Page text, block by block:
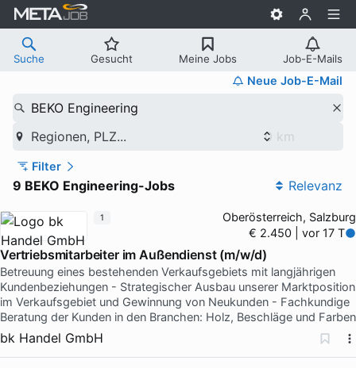
Suche Gesucht Meine Jobs Job-E-Mails
Neue Job-E-Mail
BEKO Engineering
Regionen, PLZ...
Filter
9 BEKO Engineering-Jobs Relevanz
Oberösterreich, Salzburg
€ 2.450 | vor 17 T
Vertriebsmitarbeiter im Außendienst (m/w/d)
Betreuung eines bestehenden Verkaufsgebiets mit langjährigen
Kundenbeziehungen - Strategischer Ausbau unserer Marktposition
im Verkaufsgebiet und Gewinnung von Neukunden - Fachkundige
Beratung der Kunden in den Branchen: Holz, Beschläge und Farben
bk Handel GmbH
1